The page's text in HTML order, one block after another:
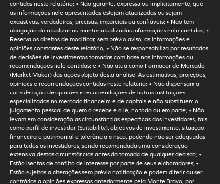
contidas neste relatório; • Não garante, expressa ou implicitamente, que
as informações nele apresentadas estejam atualizadas ou sejam
exaustivas, verdadeiras, precisas, imparciais ou confiáveis; • Não tem
obrigação de atualizar ou manter atualizadas informações nele contidas; •
Reserva os direitos de modificar, sem prévio aviso, as informações e
opiniões constantes deste relatório; • Não se responsabiliza por resultados
de decisões de investimentos tomadas com base nas informações ou
recomendações nele contidas; e • Não atua como Formador de Mercado
(Market Maker) das ações objeto desta análise. As estimativas, projeções,
opiniões e recomendações contidas neste relatório: • Não dispensam a
consideração de opiniões e recomendações de outras instituições
especializadas no mercado financeiro e de capitais e não substituem o
julgamento pessoal de quem o recebe e o lê, no todo ou em parte; • Não
levam em consideração as circunstâncias específicas dos investidores, tais
como perfil de investidor (Suitability), objetivos de investimento, situação
financeira e patrimonial e tolerância a risco, podendo não ser adequadas
para todos os investidores, sendo recomendada uma consideração
extensiva destas circunstâncias antes da tomada de qualquer decisão; •
Estão isentas de conflito de interesse por parte de seus elaboradores; •
Estão sujeitas a alterações sem prévia notificação e podem diferir ou ser
contrárias a opiniões expressas anteriormente pela Monte Bravo, por